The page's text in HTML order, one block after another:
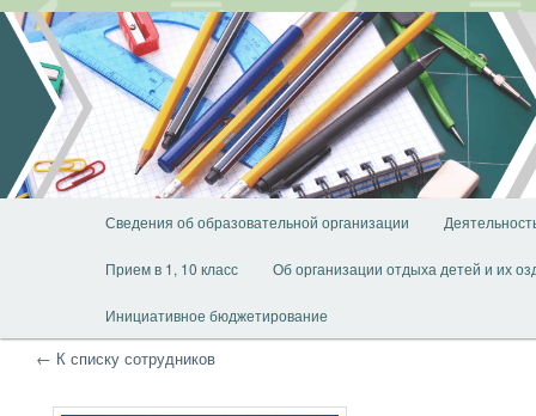
Перейти
основному
содержимому
Перейти
дополнительному
содержимому
Сведения об образовательной организации
Прием в 1, 10 класс Об организации отдыха детей и их
Инициативное бюджетирование
← К списку сотрудников